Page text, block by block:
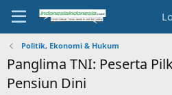
Politik, Ekonomi & Hukum
Panglima TNI: Peserta
Pensiun Dini